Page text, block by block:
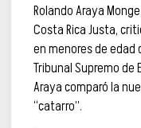
Rolando Araya
Costa Rica Justa,
en menores de
Tribunal Supremo de
Araya comparó la
“catarro”.